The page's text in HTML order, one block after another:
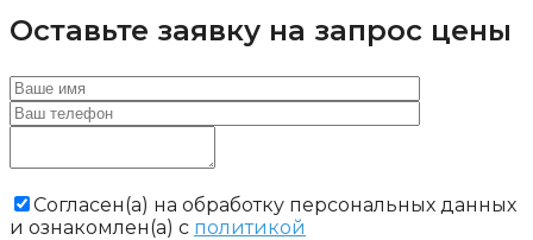
Оставьте заявку на запрос цены
Cогласен(а) на обработку персональных данных
и ознакомлен(а) с политикой